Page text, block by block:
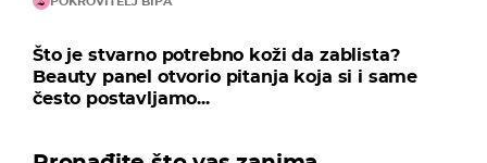
Što je stvarno potrebno koži da zablista?
Beauty panel otvorio pitanja koja si i same
često postavljamo...